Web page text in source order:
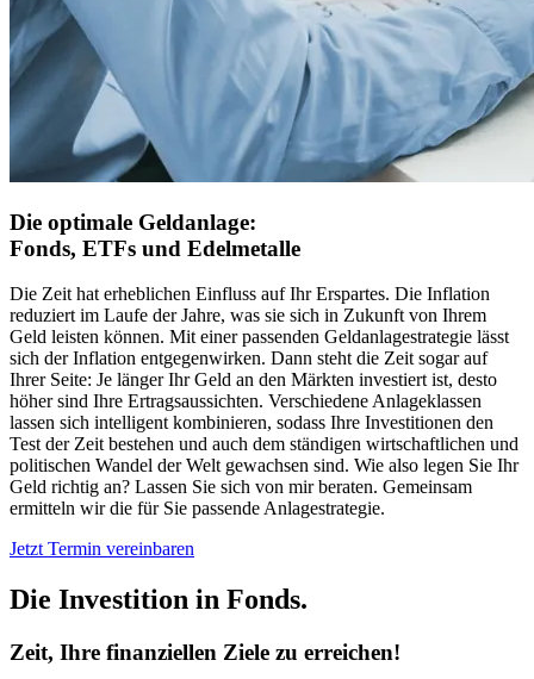
Die optimale Geldanlage:
Fonds, ETFs und Edelmetalle
Die Zeit hat erheblichen Einfluss auf Ihr Erspartes. Die Inflation
reduziert im Laufe der Jahre, was sie sich in Zukunft von Ihrem
Geld leisten können. Mit einer passenden Geldanlagestrategie lässt
sich der Inflation entgegenwirken. Dann steht die Zeit sogar auf
Ihrer Seite: Je länger Ihr Geld an den Märkten investiert ist, desto
höher sind Ihre Ertragsaussichten. Verschiedene Anlageklassen
lassen sich intelligent kombinieren, sodass Ihre Investitionen den
Test der Zeit bestehen und auch dem ständigen wirtschaftlichen und
politischen Wandel der Welt gewachsen sind. Wie also legen Sie Ihr
Geld richtig an? Lassen Sie sich von mir beraten. Gemeinsam
ermitteln wir die für Sie passende Anlagestrategie.
Jetzt Termin vereinbaren
Die Investition in Fonds.
Zeit, Ihre finanziellen Ziele zu erreichen!